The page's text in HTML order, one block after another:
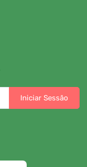
Iniciar Sessão